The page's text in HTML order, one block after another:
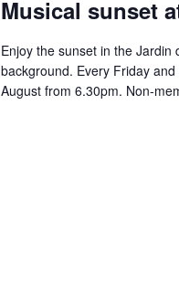
Musical sunset
Enjoy the sunset in the
background. Every Friday
August from 6.30pm. Non-